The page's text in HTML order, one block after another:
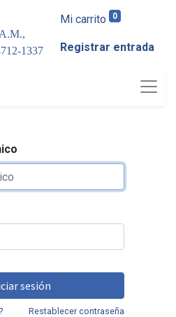
1337
Mi carrito 0
Registrar entrada
sesión
Restablecer contraseña